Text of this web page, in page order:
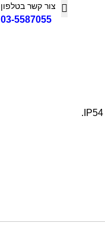
צור קשר בטלפון
03-5587055